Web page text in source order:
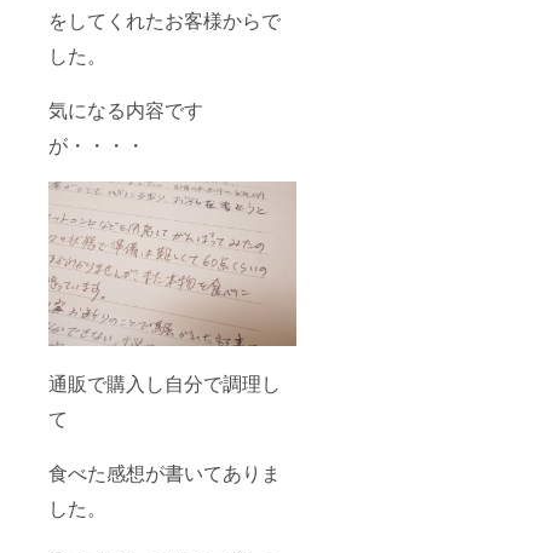
をしてくれたお客様からで
した。
気になる内容です
が・・・・
通販で購入し自分で調理し
て
食べた感想が書いてありま
した。